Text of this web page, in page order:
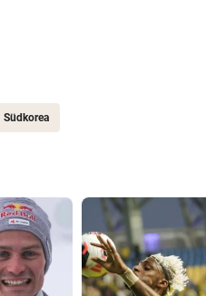
Südkorea